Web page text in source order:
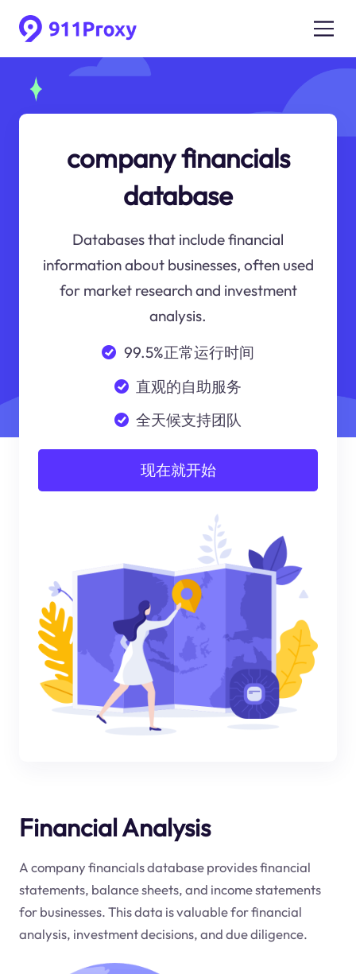
company financials
database
Databases that include financial
information about businesses, often used
for market research and investment
analysis.
99.5%正常运行时间
直观的自助服务
全天候支持团队
现在就开始
Financial Analysis
A company financials database provides financial
statements, balance sheets, and income statements
for businesses. This data is valuable for financial
analysis, investment decisions, and due diligence.